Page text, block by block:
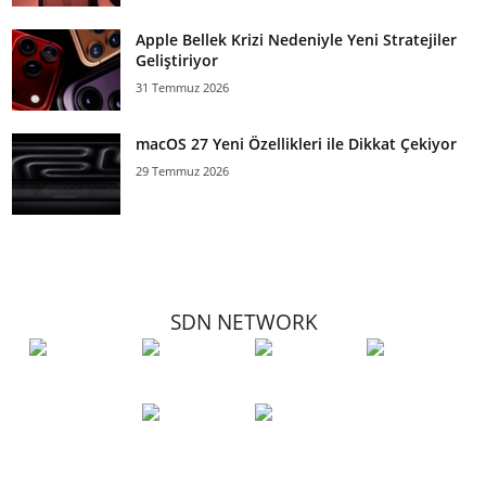
Apple Bellek Krizi Nedeniyle Yeni Stratejiler
Geliştiriyor
31 Temmuz 2026
macOS 27 Yeni Özellikleri ile Dikkat Çekiyor
29 Temmuz 2026
SDN NETWORK